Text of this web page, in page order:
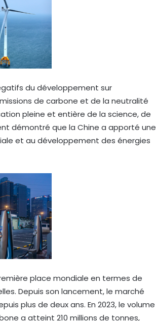
du développement sur
de carbone et de la neutralité
pleine et entière de la science, de
démontré que la Chine a apporté une
et au développement des énergies
place mondiale en termes de
Depuis son lancement, le marché
plus de deux ans. En 2023, le volume
a atteint 210 millions de tonnes,